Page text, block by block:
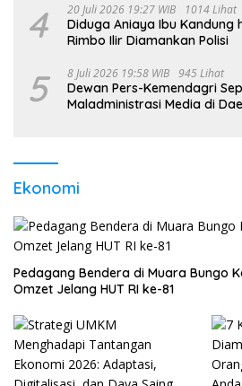
4 20 Juli 2026 19:27 WIB 1014 Lihat
Diduga Aniaya Ibu Kandung
Rimbo Ilir Diamankan Polisi
5 8 Juli 2026 19:58 WIB 945 Lihat
Dewan Pers-Kemendagri
Maladministrasi Media di
Ekonomi
Pedagang Bendera di Muara Bungo
Omzet Jelang HUT RI ke-81